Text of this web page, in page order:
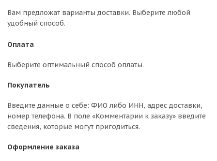
Вам предложат варианты доставки. Выберите любой
удобный способ.
Оплата
Выберите оптимальный способ оплаты.
Покупатель
Введите данные о себе: ФИО либо ИНН, адрес доставки,
номер телефона. В поле «Комментарии к заказу» введите
сведения, которые могут пригодиться.
Оформление заказа